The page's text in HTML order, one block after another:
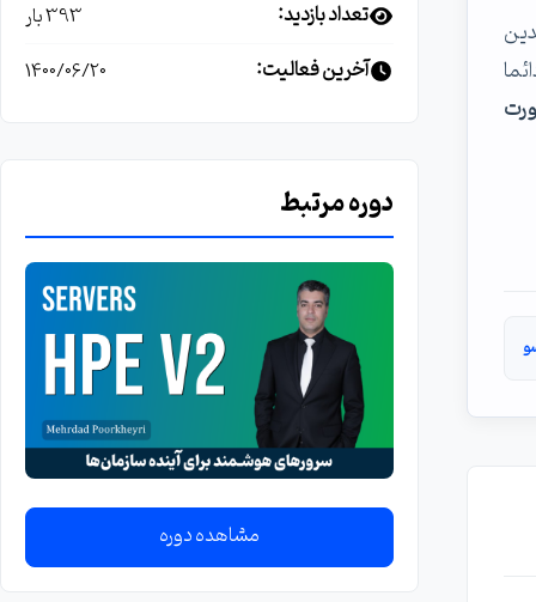
تعداد بازدید: 393 بار
آخرین فعالیت: 1400/06/20
دوره مرتبط
مشاهده دوره